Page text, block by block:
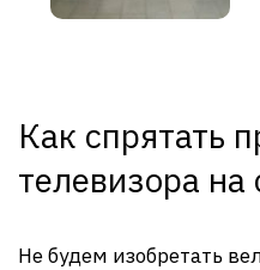
Как спрятать
телевизора на
Не будем изобретать